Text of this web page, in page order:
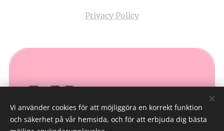
Privacy Policy
Vi använder cookies för att möjliggöra en korrekt funktion
och säkerhet på vår hemsida, och för att erbjuda dig bästa